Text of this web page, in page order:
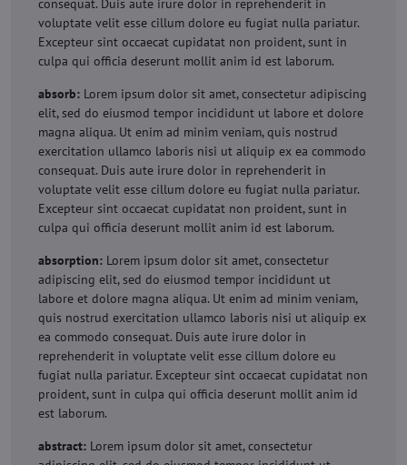
consequat. Duis aute irure dolor in reprehenderit in
voluptate velit esse cillum dolore eu fugiat nulla pariatur.
Excepteur sint occaecat cupidatat non proident, sunt in
culpa qui officia deserunt mollit anim id est laborum.
absorb: Lorem ipsum dolor sit amet, consectetur adipiscing
elit, sed do eiusmod tempor incididunt ut labore et dolore
magna aliqua. Ut enim ad minim veniam, quis nostrud
exercitation ullamco laboris nisi ut aliquip ex ea commodo
consequat. Duis aute irure dolor in reprehenderit in
voluptate velit esse cillum dolore eu fugiat nulla pariatur.
Excepteur sint occaecat cupidatat non proident, sunt in
culpa qui officia deserunt mollit anim id est laborum.
absorption: Lorem ipsum dolor sit amet, consectetur
adipiscing elit, sed do eiusmod tempor incididunt ut
labore et dolore magna aliqua. Ut enim ad minim veniam,
quis nostrud exercitation ullamco laboris nisi ut aliquip ex
ea commodo consequat. Duis aute irure dolor in
reprehenderit in voluptate velit esse cillum dolore eu
fugiat nulla pariatur. Excepteur sint occaecat cupidatat non
proident, sunt in culpa qui officia deserunt mollit anim id
est laborum.
abstract: Lorem ipsum dolor sit amet, consectetur